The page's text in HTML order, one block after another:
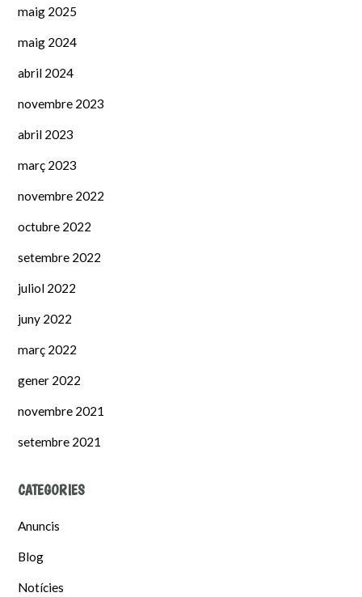
maig 2025
maig 2024
abril 2024
novembre 2023
abril 2023
març 2023
novembre 2022
octubre 2022
setembre 2022
juliol 2022
juny 2022
març 2022
gener 2022
novembre 2021
setembre 2021
CATEGORIES
Anuncis
Blog
Notícies